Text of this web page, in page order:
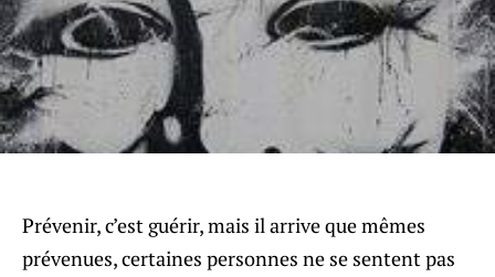
Prévenir, c’est guérir, mais il arrive que mêmes
prévenues, certaines personnes ne se sentent pas